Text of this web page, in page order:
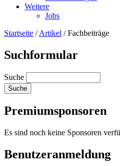
Weitere
Jobs
Startseite /Artikel /Fachbeiträge
Suchformular
Suche
Premiumsponsoren
Es sind noch keine Sponsoren
Benutzeranmeldung